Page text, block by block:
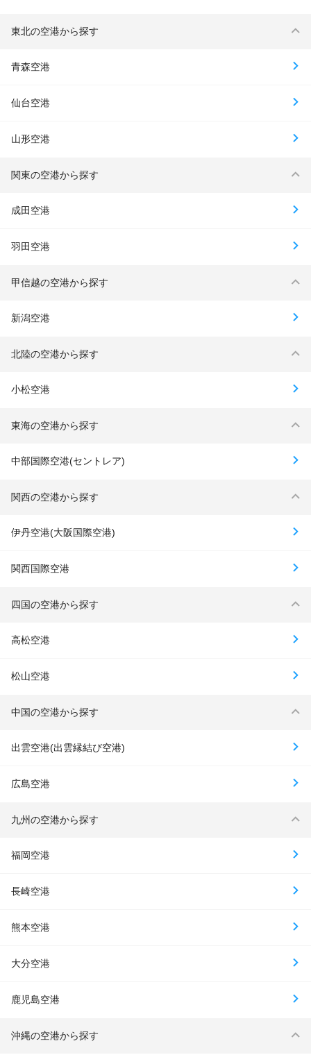
東北の空港から探す
青森空港
仙台空港
山形空港
関東の空港から探す
成田空港
羽田空港
甲信越の空港から探す
新潟空港
北陸の空港から探す
小松空港
東海の空港から探す
中部国際空港(セントレア)
関西の空港から探す
伊丹空港(大阪国際空港)
関西国際空港
四国の空港から探す
高松空港
松山空港
中国の空港から探す
出雲空港(出雲縁結び空港)
広島空港
九州の空港から探す
福岡空港
長崎空港
熊本空港
大分空港
鹿児島空港
沖縄の空港から探す